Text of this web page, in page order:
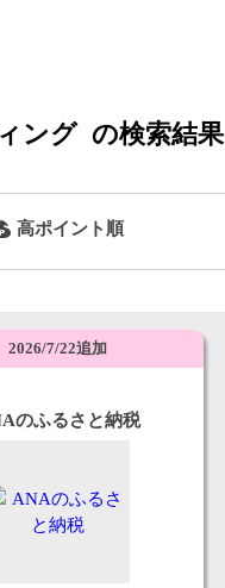
ングの検索結果
高ポイント順
2026/7/22追加
のふるさと納税